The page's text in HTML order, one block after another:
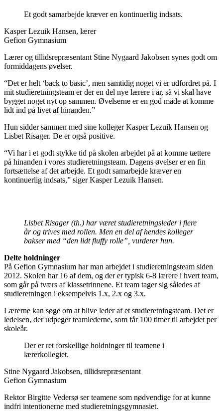
Et godt samarbejde kræver en kontinuerlig indsats.
Kasper Lezuik Hansen, lærer
Gefion Gymnasium
Lærer og tillidsrepræsentant Stine Nygaard Jakobsen synes godt om
formiddagens øvelser.
“Det er helt ‘back to basic’, men samtidig noget vi er udfordret på. I
mit studieretningsteam er der en del nye lærere i år, så vi skal have
bygget noget nyt op sammen. Øvelserne er en god måde at komme
lidt ind på livet af hinanden.”
Hun sidder sammen med sine kolleger Kasper Lezuik Hansen og
Lisbet Risager. De er også positive.
“Vi har i et godt stykke tid på skolen arbejdet på at komme tættere
på hinanden i vores studieretningsteam. Dagens øvelser er en fin
fortsættelse af det arbejde. Et godt samarbejde kræver en
kontinuerlig indsats,” siger Kasper Lezuik Hansen.
Lisbet Risager (th.) har været studie­retningsleder i flere
år og trives med rollen. Men en del af hendes kolleger
bakser med “den lidt fluffy rolle”, vurderer hun.
Delte holdninger
På Gefion Gymnasium har man arbejdet i studieretningsteam siden
2012. Skolen har 16 af dem, og der er typisk 6-8 lærere i hvert team,
som går på tværs af klassetrinnene. Et team tager sig således af
studie­retningen i eksempelvis 1.x, 2.x og 3.x.
Lærerne kan søge om at blive leder af et studieretningsteam. Det er
ledelsen, der udpeger teamlederne, som får 100 timer til arbejdet per
skoleår.
Der er ret forskellige holdninger til teamene i
lærerkollegiet.
Stine Nygaard Jakobsen, tillidsrepræsentant
Gefion Gymnasium
Rektor Birgitte Vedersø ser teamene som nødvendige for at kunne
indfri intentionerne med studieretningsgymnasiet.